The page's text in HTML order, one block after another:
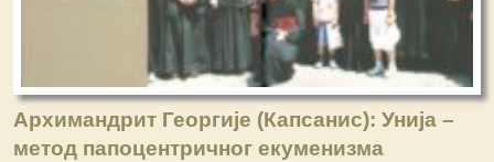
Архимандрит Георгије (Капсанис): Унија –
метод папоцентричног екуменизма